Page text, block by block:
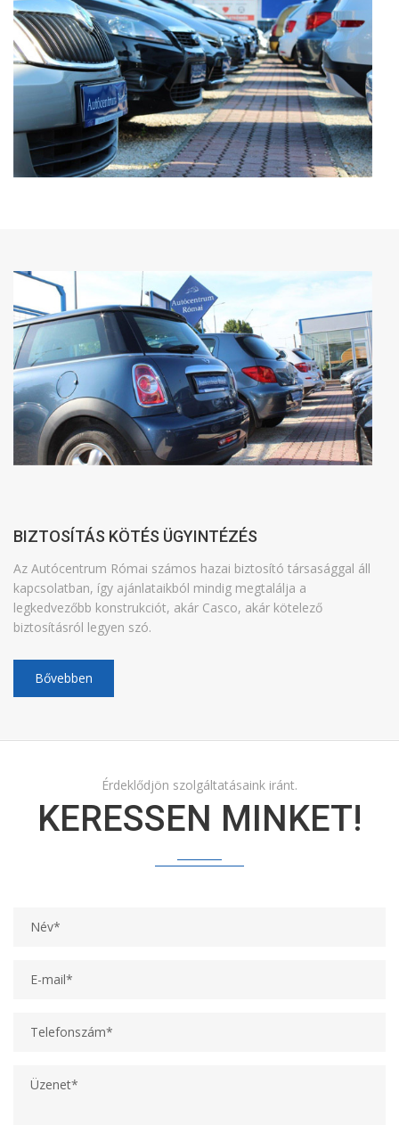
BIZTOSÍTÁS KÖTÉS ÜGYINTÉZÉS
Az Autócentrum Római számos hazai biztosító társasággal áll
kapcsolatban, így ajánlataikból mindig megtalálja a
legkedvezőbb konstrukciót, akár Casco, akár kötelező
biztosításról legyen szó.
Bővebben
Érdeklődjön szolgáltatásaink iránt.
KERESSEN MINKET!